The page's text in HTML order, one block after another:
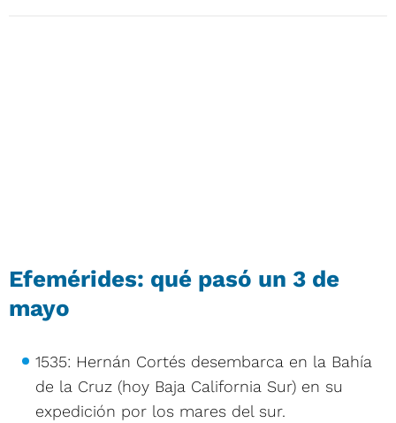
Efemérides: qué pasó un 3 de
mayo
1535: Hernán Cortés desembarca en la Bahía
de la Cruz (hoy Baja California Sur) en su
expedición por los mares del sur.